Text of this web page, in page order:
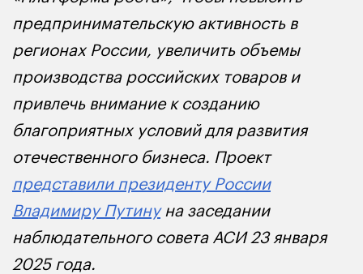
предпринимательскую активность в
регионах России, увеличить объемы
производства российских товаров и
привлечь внимание к созданию
благоприятных условий для развития
отечественного бизнеса. Проект
представили президенту России
Владимиру Путинуна заседании
наблюдательного совета АСИ 23 января
2025 года.